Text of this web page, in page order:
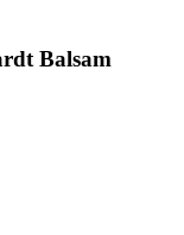
Balsam